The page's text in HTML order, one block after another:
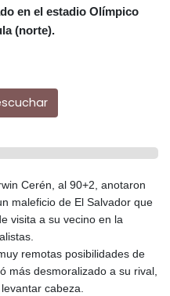
en el estadio Olímpico
(norte).
Cerén, al 90+2, anotaron
maleficio de El Salvador que
visita a su vecino en la
remotas posibilidades de
más desmoralizado a su rival,
cabeza.